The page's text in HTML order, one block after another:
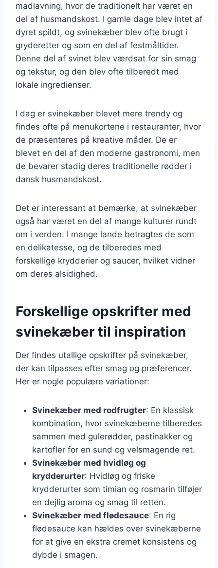
madlavning, hvor de traditionelt har været en
del af husmandskost. I gamle dage blev intet af
dyret spildt, og svinekæber blev ofte brugt i
gryderetter og som en del af festmåltider.
Denne del af svinet blev værdsat for sin smag
og tekstur, og den blev ofte tilberedt med
lokale ingredienser.
I dag er svinekæber blevet mere trendy og
findes ofte på menukortene i restauranter, hvor
de præsenteres på kreative måder. De er
blevet en del af den moderne gastronomi, men
de bevarer stadig deres traditionelle rødder i
dansk husmandskost.
Det er interessant at bemærke, at svinekæber
også har været en del af mange kulturer rundt
om i verden. I mange lande betragtes de som
en delikatesse, og de tilberedes med
forskellige krydderier og saucer, hvilket vidner
om deres alsidighed.
Forskellige opskrifter med
svinekæber til inspiration
Der findes utallige opskrifter på svinekæber,
der kan tilpasses efter smag og præferencer.
Her er nogle populære variationer:
Svinekæber med rodfrugter: En klassisk
kombination, hvor svinekæberne tilberedes
sammen med gulerødder, pastinakker og
kartofler for en sund og velsmagende ret.
Svinekæber med hvidløg og
krydderurter: Hvidløg og friske
krydderurter som timian og rosmarin tilføjer
en dejlig aroma og smag til retten.
Svinekæber med flødesauce: En rig
flødesauce kan hældes over svinekæberne
for at give en ekstra cremet konsistens og
dybde i smagen.